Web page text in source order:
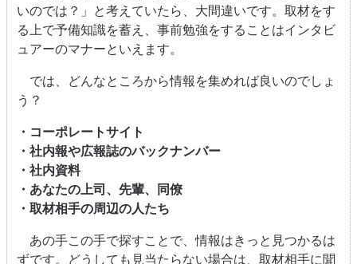
いのでは？」と考えていたら、大間違いです。取材をす
る上で予備知識を蓄え、事前勉強をすることはインタビ
ュアーのマナーといえます。
では、どんなところから情報を集めれば良いのでしょ
う？
・コーポレートサイト
・社内報や広報誌のバックナンバー
・社内資料
・あなたの上司、先輩、同僚
・取材相手の周辺の人たち
あの手この手で探すことで、情報はきっと見つかるは
ずです。どうしても見当たらない場合は、取材相手に聞